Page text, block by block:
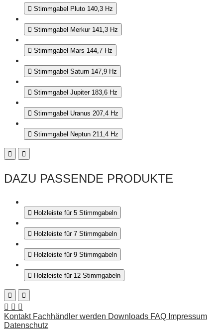
Stimmgabel Pluto 140,3 Hz
Stimmgabel Merkur 141,3 Hz
Stimmgabel Mars 144,7 Hz
Stimmgabel Saturn 147,9 Hz
Stimmgabel Jupiter 183,6 Hz
Stimmgabel Uranus 207,4 Hz
Stimmgabel Neptun 211,4 Hz
DAZU PASSENDE PRODUKTE
Holzleiste für 5 Stimmgabeln
Holzleiste für 7 Stimmgabeln
Holzleiste für 9 Stimmgabeln
Holzleiste für 12 Stimmgabeln
Kontakt Fachhändler werden Downloads FAQ Impressum
Datenschutz